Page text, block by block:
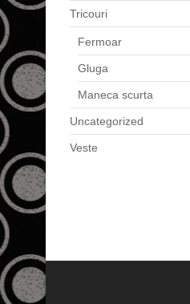
Tricouri
Fermoar
Gluga
Maneca scurta
Uncategorized
Veste